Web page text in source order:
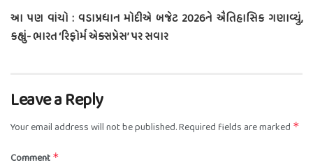
આ પણ વાંચો : વડાપ્રધાન મોદીએ બજેટ 2026ને ઐતિહાસિક ગણાવ્યું,
કહ્યું- ભારત ‘રિફોર્મ એક્સપ્રેસ’ પર સવાર
Leave a Reply
Your email address will not be published.Required fields are marked *
Comment *